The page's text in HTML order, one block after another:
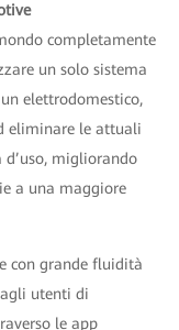
completamente
un solo sistema
elettrodomestico,
eliminare le attuali
migliorando
a una maggiore
con grande fluidità
utenti di
le app